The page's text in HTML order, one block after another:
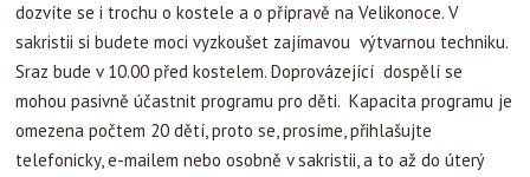
dozvíte se i trochu o kostele a o přípravě na Velikonoce. V
sakristii si budete moci vyzkoušet zajímavou výtvarnou techniku.
Sraz bude v 10.00 před kostelem. Doprovázející dospělí se
mohou pasivně účastnit programu pro děti. Kapacita programu je
omezena počtem 20 dětí, proto se, prosíme, přihlašujte
telefonicky, e-mailem nebo osobně v sakristii, a to až do úterý